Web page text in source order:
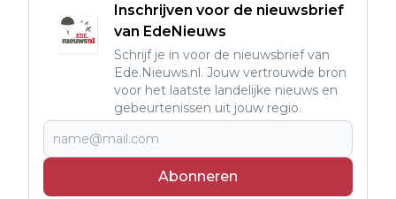
Inschrijven voor de nieuwsbrief
van EdeNieuws
Schrijf je in voor de nieuwsbrief van
Ede.Nieuws.nl. Jouw vertrouwde bron
voor het laatste landelijke nieuws en
gebeurtenissen uit jouw regio.
Abonneren